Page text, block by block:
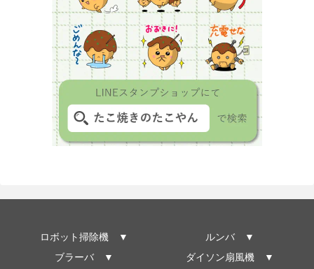
ロボット掃除機 ▼
ルンバ ▼
ブラーバ ▼
ダイソン扇風機 ▼